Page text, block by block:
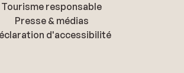
Tourisme responsable
Presse & médias
d'accessibilité